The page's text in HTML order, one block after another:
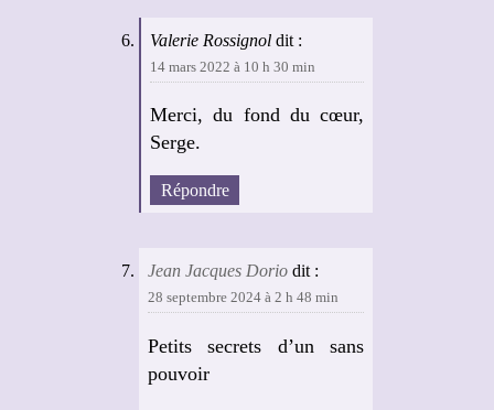
Valerie Rossignol dit :
14 mars 2022 à 10 h 30 min
Merci, du fond du cœur,
Serge.
Répondre
Jean Jacques Dorio dit :
28 septembre 2024 à 2 h 48 min
Petits secrets d’un sans
pouvoir